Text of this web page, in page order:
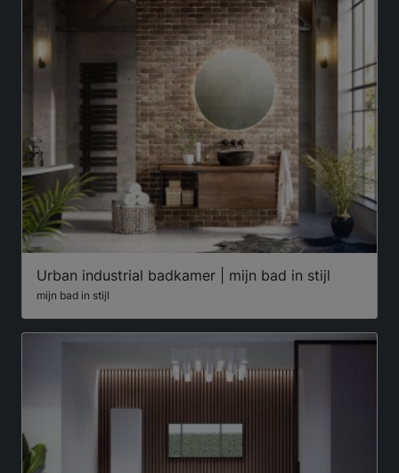
Urban industrial badkamer | mijn bad in stijl
mijn bad in stijl